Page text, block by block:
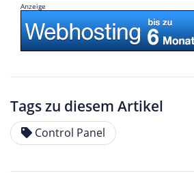
Anzeige
Tags zu diesem Artikel
Control Panel